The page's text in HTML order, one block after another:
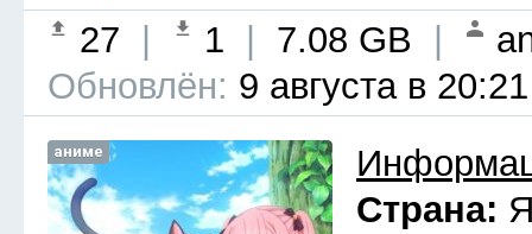
27 1 7.08 GB
Обновлён: 9 августа в 20:21
аниме
Страна: